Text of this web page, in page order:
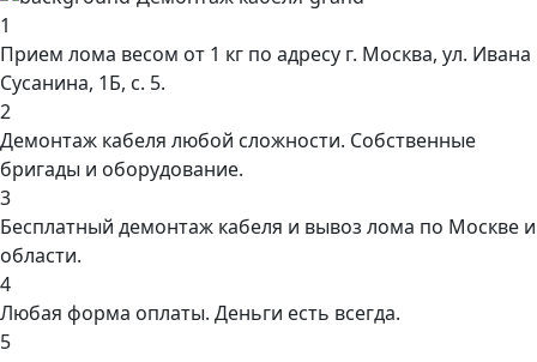
1
Прием лома весом от 1 кг по адресу г. Москва, ул. Ивана
Сусанина, 1Б, с. 5.
2
Демонтаж кабеля любой сложности. Собственные
бригады и оборудование.
3
Бесплатный демонтаж кабеля и вывоз лома по Москве и
области.
4
Любая форма оплаты. Деньги есть всегда.
5